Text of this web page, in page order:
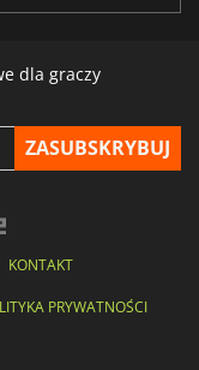
dla graczy
KONTAKT
PRYWATNOŚCI